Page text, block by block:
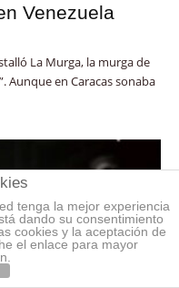
Venezuela
La Murga, la murga de
Aunque en Caracas sonaba
tenga la mejor experiencia
dando su consentimiento
cookies y la aceptación de
el enlace para mayor